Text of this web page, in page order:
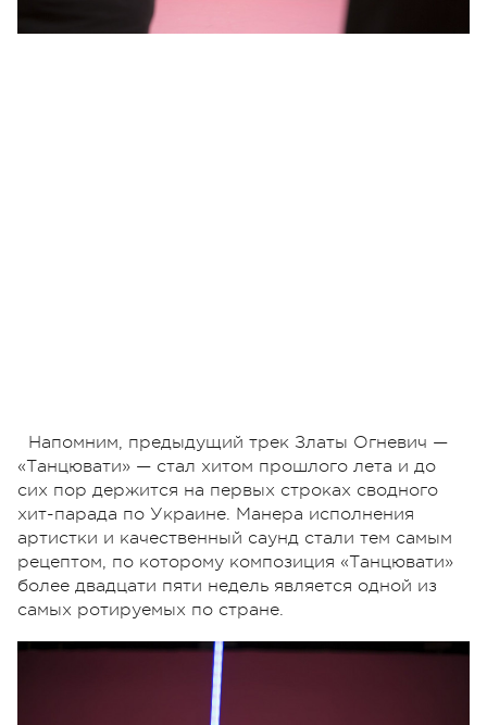
Напомним, предыдущий трек Златы Огневич —
«Танцювати» — стал хитом прошлого лета и до
сих пор держится на первых строках сводного
хит-парада по Украине. Манера исполнения
артистки и качественный саунд стали тем самым
рецептом, по которому композиция «Танцювати»
более двадцати пяти недель является одной из
самых ротируемых по стране.